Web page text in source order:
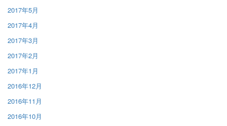
2017年5月
2017年4月
2017年3月
2017年2月
2017年1月
2016年12月
2016年11月
2016年10月